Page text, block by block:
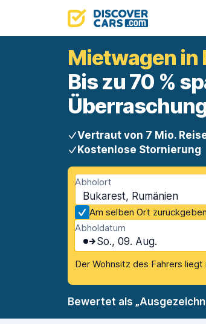
Mietwagen in
Bis zu 70 %
Vertraut von 7 Mio.
Kostenlose Stornierung
Abholort
Bukarest, Rumänien
Am selben Ort zurückgeben
Abholdatum
So., 09. Aug.
Der Wohnsitz des Fahrers liegt
Bewertet als